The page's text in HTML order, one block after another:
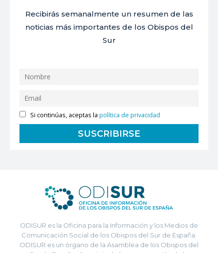
Recibirás semanalmente un resumen de las
noticias más importantes de los Obispos del
Sur
Si continúas, aceptas lapolítica de privacidad
ODISUR es la Oficina para la Información y los Medios de
Comunicación Social de los Obispos del Sur de España.
ODISUR es un órgano de la Asamblea de los Obispos del